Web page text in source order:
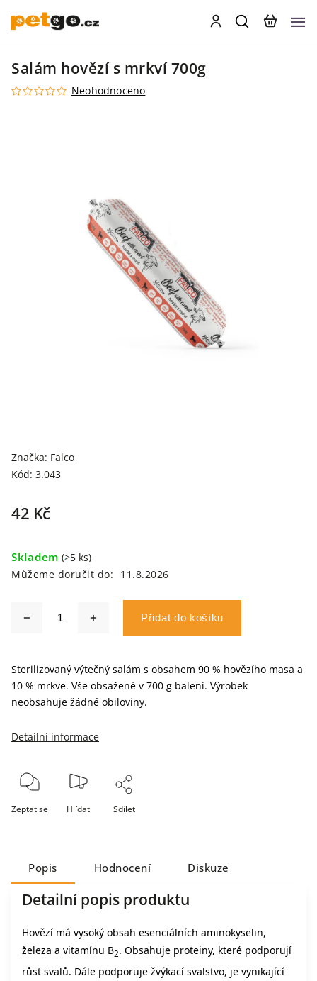
Salám hovězí s mrkví 700g
Neohodnoceno
Kód: 3.043
Značka: Falco
42 Kč
Skladem (>5 ks)
Můžeme doručit do:
11.8.2026
Přidat do košíku
Sterilizovaný výtečný salám s obsahem 90 % hovězího masa a
10 % mrkve. Vše obsažené v 700 g balení. Výrobek
neobsahuje žádné obiloviny.
Detailní informace
Zeptat se Hlídat Sdílet
Popis Hodnocení Diskuze
Detailní popis produktu
Hovězí má vysoký obsah esenciálních aminokyselin,
železa a vitamínu B2. Obsahuje proteiny, které podporují
růst svalů. Dále podporuje žvýkací svalstvo, je vynikající